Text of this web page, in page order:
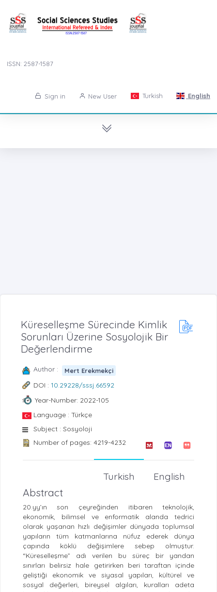
ISSN: 2587-1587
Sign in New User Turkish English
Küreselleşme Sürecinde Kimlik
Sorunları Üzerine Sosyolojik Bir
Değerlendirme
Author : Mert Erekmekçi
DOI : 10.29228/sssj.66592
Year-Number: 2022-105
Language : Türkçe
Subject : Sosyoloji
Number of pages: 4219-4232
English
Turkish
Abstract
20.yy’ın son çeyreğinden itibaren teknolojik,
ekonomik, bilimsel ve enformatik alanda tedrici
olarak yaşanan hızlı değişimler dünyada toplumsal
yapıların tüm katmanlarına nüfuz ederek dünya
çapında köklü değişimlere sebep olmuştur.
“Küreselleşme” adı verilen bu süreç bir yandan
sınırları belirsiz hale getirirken beri taraftan içinde
geliştiği ekonomik ve siyasal yapıları, kültürel ve
sosyal değerleri, bireysel algıları, kuralları adeta